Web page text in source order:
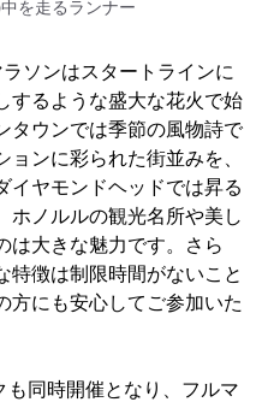
を走るランナー
ソンはスタートラインに
するような盛大な花火で始
タウンでは季節の風物詩で
ンに彩られた街並みを、
イヤモンドヘッドでは昇る
ホノルルの観光名所や美し
は大きな魅力です。さら
特徴は制限時間がないこと
方にも安心してご参加いた
同時開催となり、フルマ